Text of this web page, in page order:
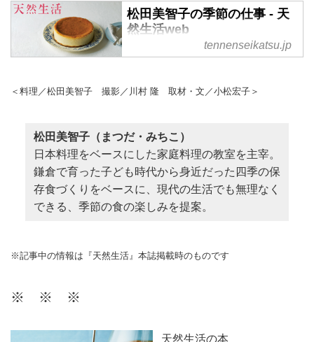
松田美智子の季節の仕事 - 天
然生活web
松田美智子の季節の仕事 の記事
tennenseikatsu.jp
＜料理／松田美智子 撮影／川村 隆 取材・文／小松宏子＞
松田美智子（まつだ・みちこ）
日本料理をベースにした家庭料理の教室を主宰。
鎌倉で育った子ども時代から身近だった四季の保
存食づくりをベースに、現代の生活でも無理なく
できる、季節の食の楽しみを提案。
※記事中の情報は『天然生活』本誌掲載時のものです
※ ※ ※
天然生活の本